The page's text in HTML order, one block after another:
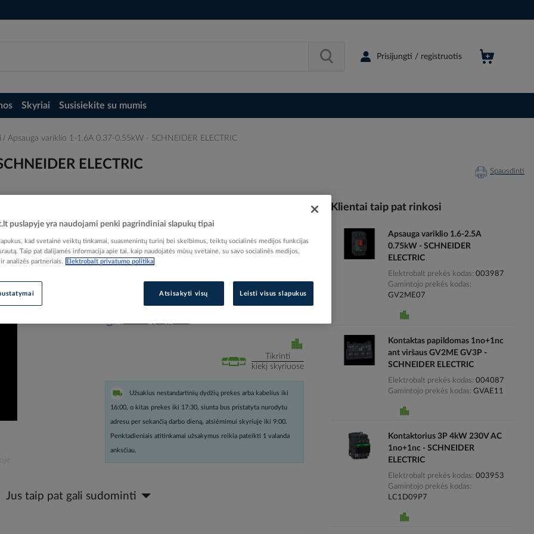
Prisijungti / registruotis
Skyriai Susisiekite su mumis
Apsauga variklio 1-1.6A 0.37-0.55kW - SCHNEIDER ELECTRIC
ELECTRIC Spausdinti
Elektrobalt prekės kodas
003946
EAN kodas
3389110343052
Gamintojo prekės kodas
Prisijunkite, norėdami pamatyti kainas
Tikrinti
kiekį skyriuose
Užsakius nestandartinių dydžių prekes arba kabelius iki
16:00, o kitas prekes iki 17:30, siunta bus pristatyta nurodytu
adresu per sekančią darbo dieną, atsiėmimui skyriuje iki 9:00.
Penktadieniais atitinkamai užsakymus reikia pateikti 1 valanda
anksčiau.
Jus taip pat gali sudominti
Klientai taip pat rinkosi
Apsauga variklio 1.6-2.5A
0.75kW - SCHNEIDER
ELECTRIC
Elektrobalt prekės kodas 003987
Gamintojo prekės kodas
GV2ME07
Kontaktas papildomas 1no+1nc
ant viršaus GV2ME GV3P -
SCHNEIDER ELECTRIC
Elektrobalt prekės kodas 004087
Gamintojo prekės kodas GVAE11
Kontaktorius 3P 4kW 230V AC
1no+1nc - SCHNEIDER
ELECTRIC
Elektrobalt prekės kodas 003953
Gamintojo prekės kodas
LC1D09P7
puslapyje yra naudojami penki pagrindiniai slapukų tipai
kad svetainė veiktų tinkamai, suasmenintų turinį bei skelbimus, teiktų socialinės medijos funkcijas
Taip pat dalijamės informacija apie tai, kaip naudojatės mūsų svetaine, su savo socialinės medijos,
analizės partneriais.
Elektrobalt privatumo politika
Atsisakyti visų Leisti visus slapukus